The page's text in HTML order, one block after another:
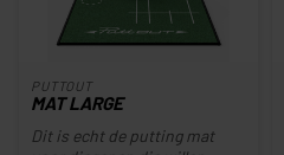
PUTTOUT
MAT LARGE
Dit is echt de putting mat